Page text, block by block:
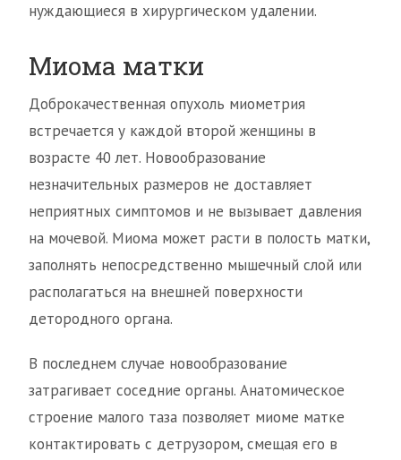
нуждающиеся в хирургическом удалении.
Миома матки
Доброкачественная опухоль миометрия
встречается у каждой второй женщины в
возрасте 40 лет. Новообразование
незначительных размеров не доставляет
неприятных симптомов и не вызывает давления
на мочевой. Миома может расти в полость матки,
заполнять непосредственно мышечный слой или
располагаться на внешней поверхности
детородного органа.
В последнем случае новообразование
затрагивает соседние органы. Анатомическое
строение малого таза позволяет миоме матке
контактировать с детрузором, смещая его в